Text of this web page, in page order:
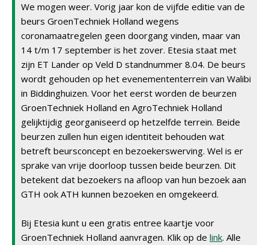
We mogen weer. Vorig jaar kon de vijfde editie van de
beurs GroenTechniek Holland wegens
coronamaatregelen geen doorgang vinden, maar van
14 t/m 17 september is het zover. Etesia staat met
zijn ET Lander op Veld D standnummer 8.04. De beurs
wordt gehouden op het evenemententerrein van Walibi
in Biddinghuizen. Voor het eerst worden de beurzen
GroenTechniek Holland en AgroTechniek Holland
gelijktijdig georganiseerd op hetzelfde terrein. Beide
beurzen zullen hun eigen identiteit behouden wat
betreft beursconcept en bezoekerswerving. Wel is er
sprake van vrije doorloop tussen beide beurzen. Dit
betekent dat bezoekers na afloop van hun bezoek aan
GTH ook ATH kunnen bezoeken en omgekeerd.
Bij Etesia kunt u een gratis entree kaartje voor
GroenTechniek Holland aanvragen. Klik op de link. Alle